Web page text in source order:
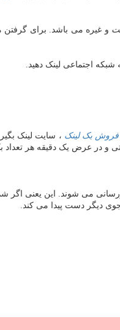
و غیره می باشد. برای گرفتن
فروش بک لینک ، سایت لینک
و در عرض یک دقیقه هر تعداد
می شوند. این یعنی اگر
دیگر دست پیدا می کند.